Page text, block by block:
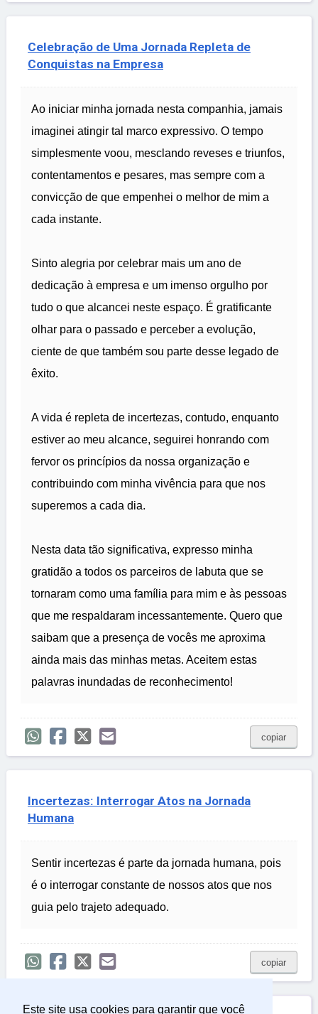
Este site usa cookies para garantir que você
Celebração de Uma Jornada Repleta de
Conquistas na Empresa
Ao iniciar minha jornada nesta companhia, jamais
imaginei atingir tal marco expressivo. O tempo
simplesmente voou, mesclando reveses e triunfos,
contentamentos e pesares, mas sempre com a
convicção de que empenhei o melhor de mim a
cada instante.
Sinto alegria por celebrar mais um ano de
dedicação à empresa e um imenso orgulho por
tudo o que alcancei neste espaço. É gratificante
olhar para o passado e perceber a evolução,
ciente de que também sou parte desse legado de
êxito.
A vida é repleta de incertezas, contudo, enquanto
estiver ao meu alcance, seguirei honrando com
fervor os princípios da nossa organização e
contribuindo com minha vivência para que nos
superemos a cada dia.
Nesta data tão significativa, expresso minha
gratidão a todos os parceiros de labuta que se
tornaram como uma família para mim e às pessoas
que me respaldaram incessantemente. Quero que
saibam que a presença de vocês me aproxima
ainda mais das minhas metas. Aceitem estas
palavras inundadas de reconhecimento!
copiar
Incertezas: Interrogar Atos na Jornada
Humana
Sentir incertezas é parte da jornada humana, pois
é o interrogar constante de nossos atos que nos
guia pelo trajeto adequado.
copiar